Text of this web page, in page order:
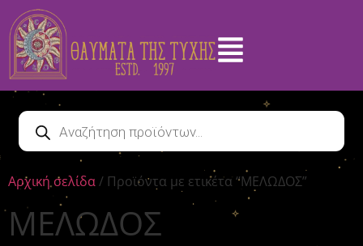
Αρχική σελίδα/ Προϊόντα με ετικέτα “ΜΕΛΩΔΟΣ”
ΜΕΛΩΔΟΣ